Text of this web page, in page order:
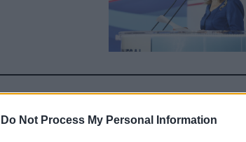
Do Not Process My Personal Information
corre